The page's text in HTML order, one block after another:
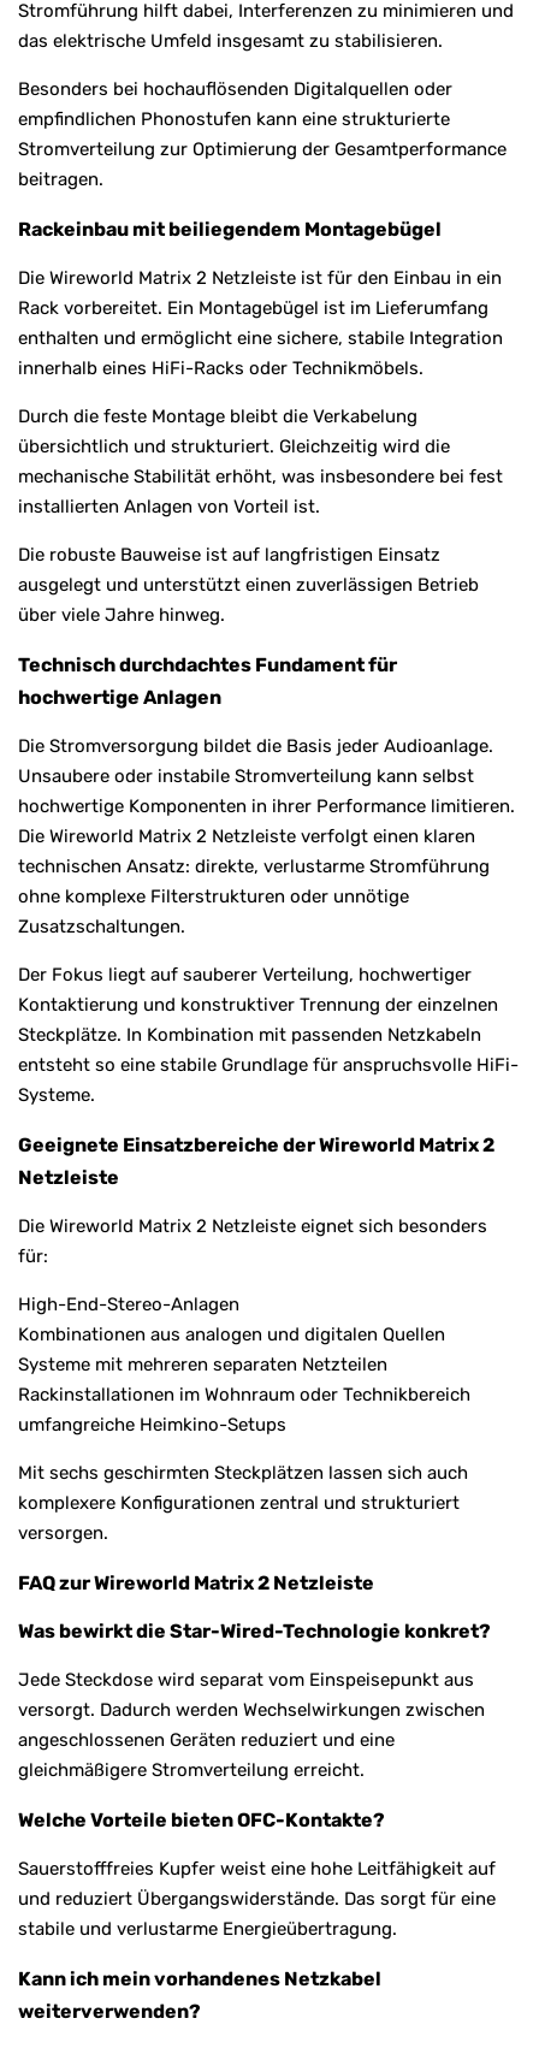
Stromführung hilft dabei, Interferenzen zu minimieren und
das elektrische Umfeld insgesamt zu stabilisieren.
Besonders bei hochauflösenden Digitalquellen oder
empfindlichen Phonostufen kann eine strukturierte
Stromverteilung zur Optimierung der Gesamtperformance
beitragen.
Rackeinbau mit beiliegendem Montagebügel
Die Wireworld Matrix 2 Netzleiste ist für den Einbau in ein
Rack vorbereitet. Ein Montagebügel ist im Lieferumfang
enthalten und ermöglicht eine sichere, stabile Integration
innerhalb eines HiFi-Racks oder Technikmöbels.
Durch die feste Montage bleibt die Verkabelung
übersichtlich und strukturiert. Gleichzeitig wird die
mechanische Stabilität erhöht, was insbesondere bei fest
installierten Anlagen von Vorteil ist.
Die robuste Bauweise ist auf langfristigen Einsatz
ausgelegt und unterstützt einen zuverlässigen Betrieb
über viele Jahre hinweg.
Technisch durchdachtes Fundament für
hochwertige Anlagen
Die Stromversorgung bildet die Basis jeder Audioanlage.
Unsaubere oder instabile Stromverteilung kann selbst
hochwertige Komponenten in ihrer Performance limitieren.
Die Wireworld Matrix 2 Netzleiste verfolgt einen klaren
technischen Ansatz: direkte, verlustarme Stromführung
ohne komplexe Filterstrukturen oder unnötige
Zusatzschaltungen.
Der Fokus liegt auf sauberer Verteilung, hochwertiger
Kontaktierung und konstruktiver Trennung der einzelnen
Steckplätze. In Kombination mit passenden Netzkabeln
entsteht so eine stabile Grundlage für anspruchsvolle HiFi-
Systeme.
Geeignete Einsatzbereiche der Wireworld Matrix 2
Netzleiste
Die Wireworld Matrix 2 Netzleiste eignet sich besonders
für:
High-End-Stereo-Anlagen
Kombinationen aus analogen und digitalen Quellen
Systeme mit mehreren separaten Netzteilen
Rackinstallationen im Wohnraum oder Technikbereich
umfangreiche Heimkino-Setups
Mit sechs geschirmten Steckplätzen lassen sich auch
komplexere Konfigurationen zentral und strukturiert
versorgen.
FAQ zur Wireworld Matrix 2 Netzleiste
Was bewirkt die Star-Wired-Technologie konkret?
Jede Steckdose wird separat vom Einspeisepunkt aus
versorgt. Dadurch werden Wechselwirkungen zwischen
angeschlossenen Geräten reduziert und eine
gleichmäßigere Stromverteilung erreicht.
Welche Vorteile bieten OFC-Kontakte?
Sauerstofffreies Kupfer weist eine hohe Leitfähigkeit auf
und reduziert Übergangswiderstände. Das sorgt für eine
stabile und verlustarme Energieübertragung.
Kann ich mein vorhandenes Netzkabel
weiterverwenden?